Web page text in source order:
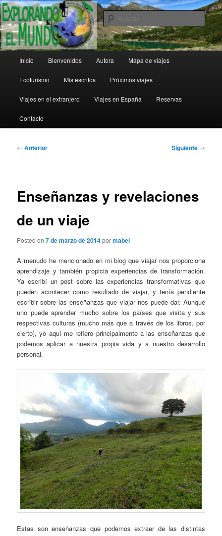
Ir
al
contenido
principalExplorando el Mundo
principal
Inicio Bienvenidos Autora Mapa de viajes
Ecoturismo Mis escritos Próximos viajes
Viajes en el extranjero Viajes en España Reservas
Contacto
Navegación
← Anterior Siguiente →
Enseñanzas y revelaciones
de un viaje
Posted on7 de marzo de 2014pormabel
A menudo he mencionado en mi blog que viajar nos proporciona
aprendizaje y también propicia experiencias de transformación.
Ya escribí un post sobre las experiencias transformativas que
pueden acontecer como resultado de viajar, y tenía pendiente
escribir sobre las enseñanzas que viajar nos puede dar. Aunque
uno puede aprender mucho sobre los países que visita y sus
respectivas culturas (mucho más que a través de los libros, por
cierto), yo aquí me refiero principalmente a las enseñanzas que
podemos aplicar a nuestra propia vida y a nuestro desarrollo
personal.
Estas son enseñanzas que podemos extraer de las distintas